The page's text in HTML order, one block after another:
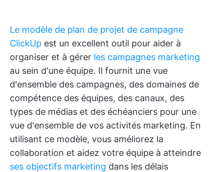
Le modèle de plan de projet de campagne
ClickUp est un excellent outil pour aider à
organiser et à gérer les campagnes marketing
au sein d'une équipe. Il fournit une vue
d'ensemble des campagnes, des domaines de
compétence des équipes, des canaux, des
types de médias et des échéanciers pour une
vue d'ensemble de vos activités marketing. En
utilisant ce modèle, vous améliorez la
collaboration et aidez votre équipe à atteindre
ses objectifs marketing dans les délais